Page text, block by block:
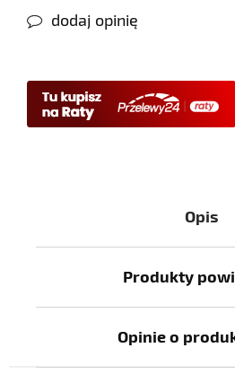
dodaj opinię
Opis
Produkty
Opinie o